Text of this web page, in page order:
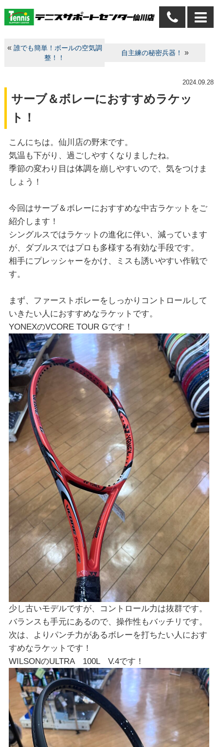
« 誰でも簡単！ボールの空気調
整！！
自主練の秘密兵器！ »
2024.09.28
サーブ＆ボレーにおすすめラケッ
ト！
こんにちは。仙川店の野末です。
気温も下がり、過ごしやすくなりましたね。
季節の変わり目は体調を崩しやすいので、気をつけま
しょう！
今回はサーブ＆ボレーにおすすめな中古ラケットをご
紹介します！
シングルスではラケットの進化に伴い、減っています
が、ダブルスではプロも多様する有効な手段です。
相手にプレッシャーをかけ、ミスも誘いやすい作戦で
す。
まず、ファーストボレーをしっかりコントロールして
いきたい人におすすめなラケットです。
YONEXのVCORE TOUR Gです！
少し古いモデルですが、コントロール力は抜群です。
バランスも手元にあるので、操作性もバッチリです。
次は、よりパンチ力があるボレーを打ちたい人におす
すめなラケットです！
WILSONのULTRA 100L V.4です！